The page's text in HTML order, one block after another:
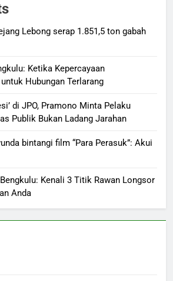
Lebong serap 1.851,5 ton gabah
Ketika Kepercayaan
Hubungan Terlarang
di JPO, Pramono Minta Pelaku
Publik Bukan Ladang Jarahan
bintangi film “Para Perasuk”: Akui
Kenali 3 Titik Rawan Longsor
Anda